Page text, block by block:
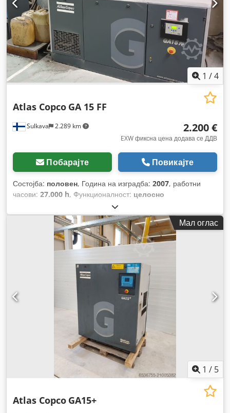
1 /4
Sulkava 2.289 km
Atlas Copco GA 15 FF
2.200 €
EXW фиксна цена додава се ДДВ
Побарајте Повикајте
Состојба: половен, Година на изградба: 2007, работни
часови: 27.000 h, Функционалност: целосно
, број на машина/возило:
Мал оглас
1 / 5
Atlas Copco GA15+